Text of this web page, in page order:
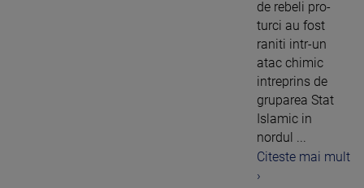
de rebeli pro-
turci au fost
raniti intr-un
atac chimic
intreprins de
gruparea Stat
Islamic in
nordul ...
Citeste mai mult
›